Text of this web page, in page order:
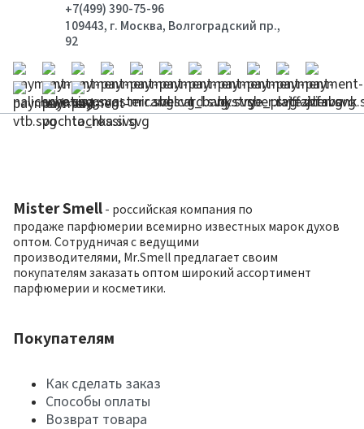
+7(499) 390-75-96
109443, г. Москва, Волгоградский пр.,
92
Mister Smell - российская компания по
продаже парфюмерии всемирно известных марок духов
оптом. Сотрудничая с ведущими
производителями, Mr.Smell предлагает своим
покупателям заказать оптом широкий ассортимент
парфюмерии и косметики.
Покупателям
Как сделать заказ
Способы оплаты
Возврат товара